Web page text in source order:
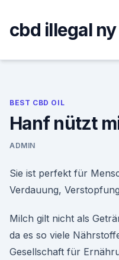
content
cbd illegal ny
BEST CBD OIL
Hanf nützt
ADMIN
Sie ist perfekt für
Verdauung,
Milch gilt nicht als
da es so viele
Gesellschaft für